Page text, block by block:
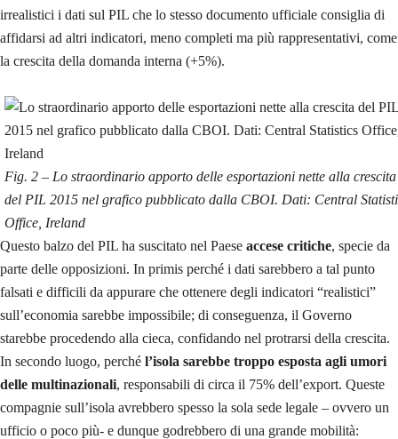
irrealistici i dati sul PIL che lo stesso documento ufficiale consiglia di
affidarsi ad altri indicatori, meno completi ma più rappresentativi, come
la crescita della domanda interna (+5%).
Fig. 2 – Lo straordinario apporto delle esportazioni nette alla crescita
del PIL 2015 nel grafico pubblicato dalla CBOI. Dati: Central
Office, Ireland
Questo balzo del PIL ha suscitato nel Paese accese critiche, specie da
parte delle opposizioni. In primis perché i dati sarebbero a tal punto
falsati e difficili da appurare che ottenere degli indicatori “realistici”
sull’economia sarebbe impossibile; di conseguenza, il Governo
starebbe procedendo alla cieca, confidando nel protrarsi della crescita.
In secondo luogo, perché l’isola sarebbe troppo esposta agli umori
delle multinazionali, responsabili di circa il 75% dell’export. Queste
compagnie sull’isola avrebbero spesso la sola sede legale – ovvero un
ufficio o poco più- e dunque godrebbero di una grande mobilità: